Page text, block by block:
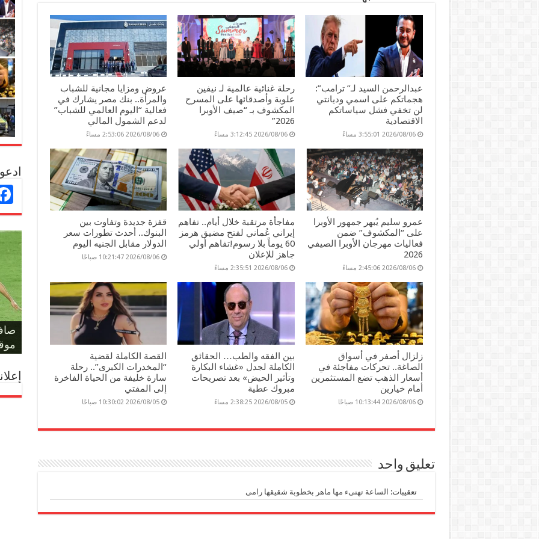
o
k
p
n
er
عبدالرحمن السيد لـ” ترامب”:
هجماتكم على اسمي وديانتي
لن تخفي فشل سياساتكم
الاقتصادية
2026/08/06 3:55:01 مساءً
رحلة غنائية عالمية لـ نيفين
علوبة وأصدقائها على المسرح
المكشوف بـ “صيف الأوبرا
2026”
2026/08/06 3:12:45 مساءً
عروض ومزايا مجانية للشباب
والمرأة.. بنك مصر يشارك في
فعالية “اليوم العالمي للشباب”
لدعم الشمول المالي
2026/08/06 2:53:06 مساءً
عمرو سليم يُبهر جمهور الأوبرا
على “المكشوف” ضمن
فعاليات مهرجان الأوبرا الصيفي
2026
2026/08/06 2:45:06 مساءً
مفاجأة مرتقبة خلال أيام.. تفاهم
إيراني عُماني لفتح مضيق هرمز
60 يوماً بلا رسوم!تفاهم أولي
جاهز للإعلان
2026/08/06 2:35:51 مساءً
قفزة جديدة وتفاوت بين
البنوك.. أحدث تطورات سعر
الدولار مقابل الجنيه اليوم
2026/08/06 10:21:47 صباحًا
زلزال أصفر في أسواق
الصاغة.. تحركات مفاجئة في
أسعار الذهب تضع المستثمرين
أمام خيارين
2026/08/06 10:13:44 صباحًا
بين الفقه والطب… الحقائق
الكاملة لجدل «غشاء البكارة
وتأثير الحيض» بعد تصريحات
مبروك عطية
2026/08/05 2:38:25 مساءً
القصة الكاملة لقضية
“المخدرات الكبرى”.. رحلة
سارة خليفة من الحياة الفاخرة
إلى المفتي
2026/08/05 10:30:02 صباحًا
تعليق واحد
تعقيبات: الساعة تهنىء مها ماهر بخطوبة شقيقها رامى
أمام